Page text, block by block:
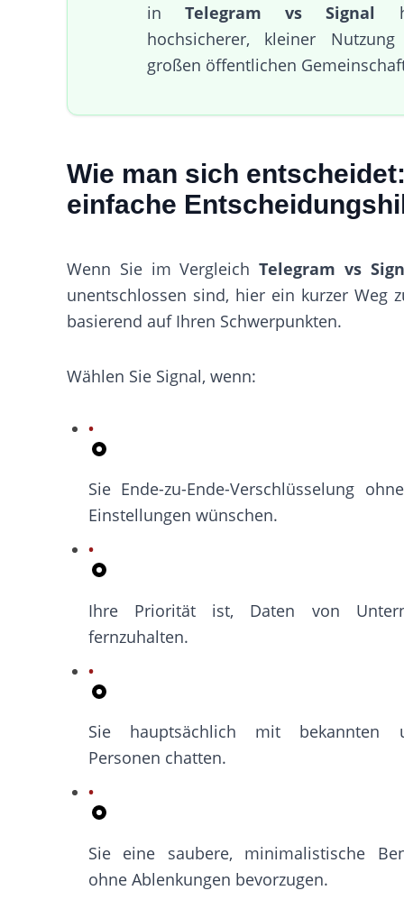
in Telegram vs Signal
hochsicherer, kleiner
großen öffentlichen
Wie man sich
einfache
Wenn Sie im VergleichTelegram vs
unentschlossen sind, hier ein kurzer Weg
basierend auf Ihren Schwerpunkten.
Wählen Sie Signal, wenn:
Sie Ende-zu-Ende-Verschlüsselung
Einstellungen wünschen.
Ihre Priorität ist, Daten von
fernzuhalten.
Sie hauptsächlich mit bekannten
Personen chatten.
Sie eine saubere, minimalistische
ohne Ablenkungen bevorzugen.